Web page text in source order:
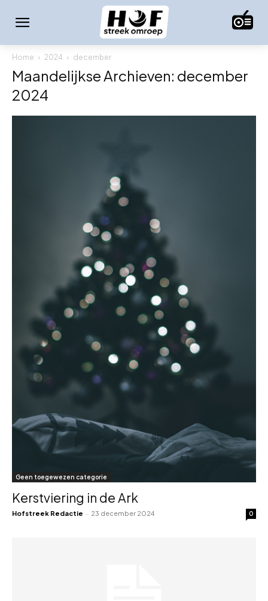
Home 2024 december
Maandelijkse Archieven: december
2024
Geen toegewezen categorie
Kerstviering in de Ark
Hofstreek Redactie - 23 december 2024 0